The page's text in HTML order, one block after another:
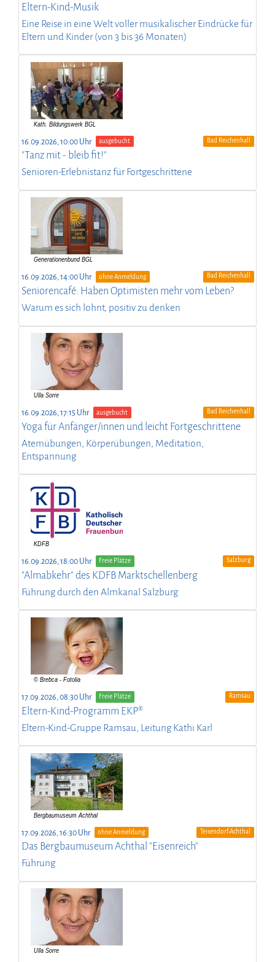
Eltern-Kind-Musik
Eine Reise in eine Welt voller musikalischer Eindrücke für
Eltern und Kinder (von 3 bis 36 Monaten)
16.09.2026, 10:00 Uhr ausgebucht Bad Reichenhall
"Tanz mit - bleib fit!"
Senioren-Erlebnistanz für Fortgeschrittene
16.09.2026, 14:00 Uhr ohne Anmeldung Bad Reichenhall
Seniorencafé: Haben Optimisten mehr vom Leben?
Warum es sich lohnt, positiv zu denken
16.09.2026, 17:15 Uhr ausgebucht Bad Reichenhall
Yoga für Anfänger/innen und leicht Fortgeschrittene
Atemübungen, Körperübungen, Meditation,
Entspannung
16.09.2026, 18:00 Uhr Freie Plätze Salzburg
"Almabkehr" des KDFB Marktschellenberg
Führung durch den Almkanal Salzburg
17.09.2026, 08:30 Uhr Freie Plätze Ramsau
Eltern-Kind-Programm EKP®
Eltern-Kind-Gruppe Ramsau, Leitung Kathi Karl
17.09.2026, 16:30 Uhr ohne Anmeldung Teisendorf-Achthal
Das Bergbaumuseum Achthal "Eisenreich"
Führung